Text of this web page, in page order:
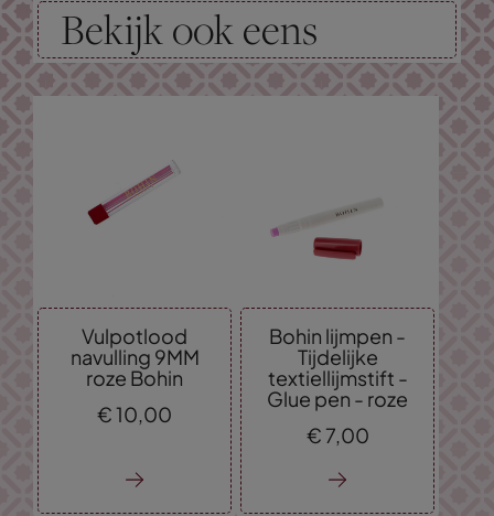
Bekijk ook eens
Vulpotlood
navulling 9MM
roze Bohin
€10,00
Bohin lijmpen -
Tijdelijke
textiellijmstift -
Glue pen - roze
€ 7,00